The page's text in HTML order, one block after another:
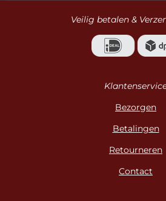
Veilig betalen &
Bezorgen
Betalingen
Retourneren
Contact